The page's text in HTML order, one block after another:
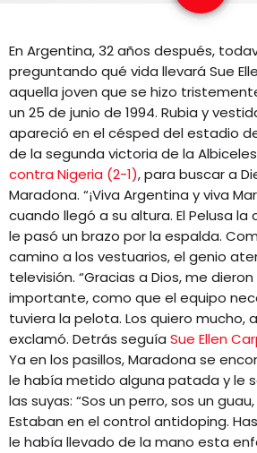
En Argentina, 32 años después,
preguntando qué vida llevará Sue
aquella joven que se hizo
un 25 de junio de 1994. Rubia y
apareció en el césped del estadio
de la segunda victoria de la
contra Nigeria (2-1), para buscar a
Maradona. “¡Viva Argentina y viva
cuando llegó a su altura. El Pelusa
le pasó un brazo por la espalda.
camino a los vestuarios, el genio
televisión. “Gracias a Dios, me
importante, como que el equipo
tuviera la pelota. Los quiero mucho,
exclamó. Detrás seguía Sue Ellen
Ya en los pasillos, Maradona se
le había metido alguna patada y le
las suyas: “Sos un perro, sos un
Estaban en el control antidoping.
le había llevado de la mano esta